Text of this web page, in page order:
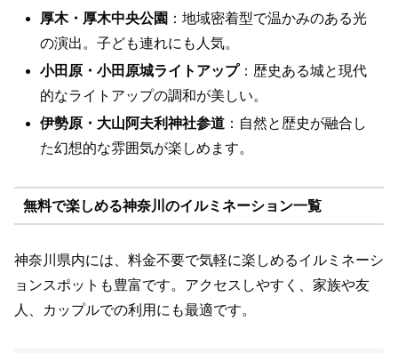
厚木・厚木中央公園 ：地域密着型で温かみのある光
の演出。子ども連れにも人気。
小田原・小田原城ライトアップ：歴史ある城と現代
的なライトアップの調和が美しい。
伊勢原・大山阿夫利神社参道 ：自然と歴史が融合し
た幻想的な雰囲気が楽しめます。
無料で楽しめる神奈川のイルミネーション一覧
神奈川県内には、料金不要で気軽に楽しめるイルミネーシ
ョンスポットも豊富です。アクセスしやすく、家族や友
人、カップルでの利用にも最適です。